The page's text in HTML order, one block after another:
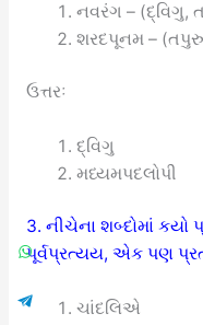
નવરંગ – (દ્વિગુ,
શરદપૂનમ –
ઉત્તરઃ
દ્વિગુ
મધ્યમપદલોપી
3. નીચેના શબ્દોમાં
પૂર્વપ્રત્યય, એક પણ
ચાંદલિએ